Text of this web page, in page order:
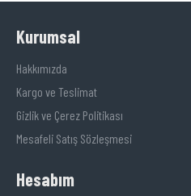
Kurumsal
Hakkımızda
Kargo ve Teslimat
Gizlik ve Çerez Politikası
Mesafeli Satış Sözleşmesi
Hesabım